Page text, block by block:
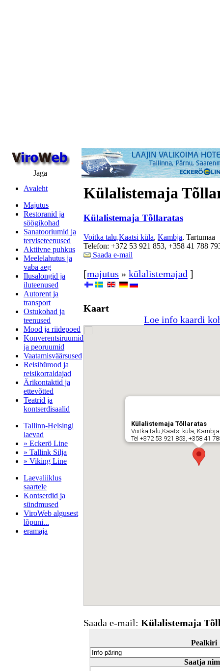
Jaga
Avaleht
Majutus
Restoranid ja
söögikohad
Sanatooriumid ja
terviseteenused
Aktiivne puhkus
Meelelahutus ja
vaba aeg
Ilusalongid ja
iluteenused
Autorent ja
transport
Ostukohad ja
teenused
Mood ja riidepoed
Konverentsiruumid
ja peoruumid
Vaatamisväärsused
Reisibürood ja
reisikorraldajad
Ärikontaktid ja
ettevõtted
Teatrid ja
kontserdisaalid
Tallinn-Helsingi
laevad
» Eckerö Line
» Tallink Silja
» Viking Line
Laevaliiklus
saartele
Kontserdid ja
sündmused
ViroWeb algusest
lõpuni...
eramaja
Külalistemaja
Külalistemaja Tõllaratas
Voitka talu,Kaatsi küla, Kambja, Tartumaa
Telefon: +372 53 921 853, +358 41 788
Saada e-mail
[majutus » külalistemajad ]
Kaart
Loe info kaardi
Külalistemaja Tõllaratas
Voitka talu,Kaatsi küla,
Tel +372 53 921 853, +358 41
Saada e-mail: Külalistemaja
Pealkiri
Saatja